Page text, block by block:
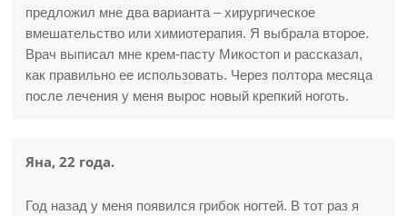
предложил мне два варианта – хирургическое
вмешательство или химиотерапия. Я выбрала второе.
Врач выписал мне крем-пасту Микостоп и рассказал,
как правильно ее использовать. Через полтора месяца
после лечения у меня вырос новый крепкий ноготь.
Яна, 22 года.
Год назад у меня появился грибок ногтей. В тот раз я